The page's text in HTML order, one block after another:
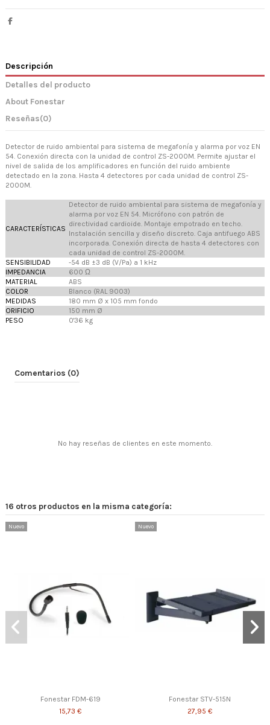
Descripción
Detalles del producto
About Fonestar
Reseñas(0)
Detector de ruido ambiental para sistema de megafonía y alarma por voz EN
54. Conexión directa con la unidad de control ZS-2000M. Permite ajustar el
nivel de salida de los amplificadores en función del ruido ambiente
detectado en la zona. Hasta 4 detectores por cada unidad de control ZS-
2000M.
CARACTERÍSTICAS
Detector de ruido ambiental para sistema de megafonía y
alarma por voz EN 54. Micrófono con patrón de
directividad cardioide. Montaje empotrado en techo.
Instalación sencilla y diseño discreto. Caja antifuego ABS
incorporada. Conexión directa de hasta 4 detectores con
cada unidad de control ZS-2000M.
SENSIBILIDAD
-54 dB ±3 dB (V/Pa) a 1 kHz
IMPEDANCIA
600 Ω
MATERIAL
ABS
COLOR
Blanco (RAL 9003)
MEDIDAS
180 mm Ø x 105 mm fondo
ORIFICIO
150 mm Ø
PESO
0'36 kg
Comentarios (0)
No hay reseñas de clientes en este momento.
16 otros productos en la misma categoría:
Nuevo
Fonestar FDM-619
15,73 €
Nuevo
Fonestar STV-515N
27,95 €